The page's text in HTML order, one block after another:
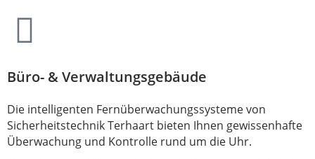
Büro- & Verwaltungsgebäude
Die intelligenten Fernüberwachungssysteme von
Sicherheitstechnik Terhaart bieten Ihnen gewissenhafte
Überwachung und Kontrolle rund um die Uhr.